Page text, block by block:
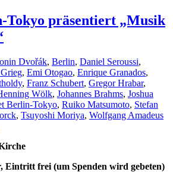
Tokyo präsentiert „Musik
Dvořák, Berlin, Daniel Seroussi,
, Emi Otogao, Enrique Granados,
, Franz Schubert, Gregor Hrabar,
Wölk, Johannes Brahms, Joshua
Berlin-Tokyo, Ruiko Matsumoto, Stefan
, Tsuyoshi Moriya, Wolfgang Amadeus
Eintritt frei (um Spenden wird gebeten)